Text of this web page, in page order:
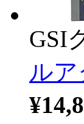
GSI
ル